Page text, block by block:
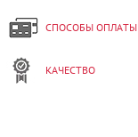
СПОСОБЫ ОПЛАТЫ
КАЧЕСТВО